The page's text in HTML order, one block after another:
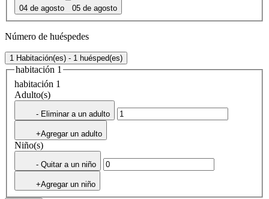
04 de agosto 05 de agosto
Número de huéspedes
1 Habitación(es) - 1 huésped(es)
habitación 1
habitación 1
Adulto(s)
- Eliminar a un adulto
+Agregar un adulto
Niño(s)
- Quitar a un niño
+Agregar un niño